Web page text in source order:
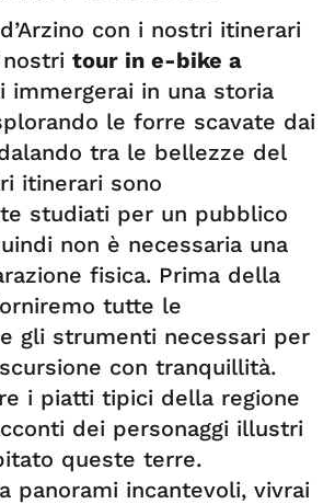
con i nostri itinerari
tour in e-bike a
immergerai in una storia
le forre scavate dai
tra le bellezze del
itinerari sono
studiati per un pubblico
non è necessaria una
fisica. Prima della
tutte le
gli strumenti necessari per
con tranquillità.
i piatti tipici della regione
dei personaggi illustri
queste terre.
panorami incantevoli, vivrai